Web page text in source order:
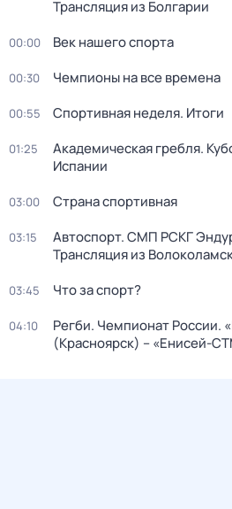
Трансляция из Болгарии
00:00 Век нашего спорта
00:30 Чемпионы на все времена
00:55 Спортивная неделя. Итоги
01:25
Академическая гребля.
Испании
03:00 Страна спортивная
03:15
Автоспорт. СМП РСКГ
Трансляция из
03:45 Что за спорт?
04:10
Регби. Чемпионат России.
(Красноярск) – «Енисей-